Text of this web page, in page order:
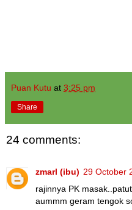
Puan Kutu at 3:25 pm
Share
24 comments:
zmarl (ibu) 29 October
rajinnya PK
aummm geram tengok